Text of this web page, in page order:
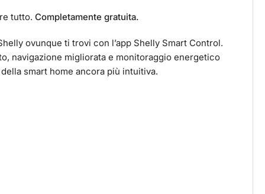
tutto. Completamente gratuita.
ovunque ti trovi con l’app Shelly Smart Control.
navigazione migliorata e monitoraggio energetico
smart home ancora più intuitiva.